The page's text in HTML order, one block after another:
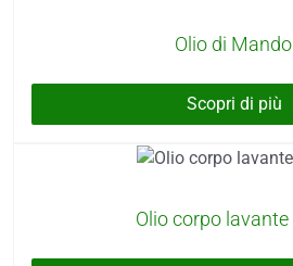
Olio di
Scopri di più
Olio corpo